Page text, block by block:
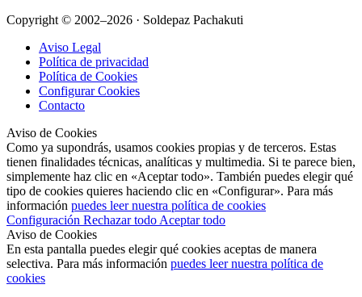
Copyright © 2002–2026 · Soldepaz Pachakuti
Aviso Legal
Política de privacidad
Política de Cookies
Configurar Cookies
Contacto
Aviso de Cookies
Como ya supondrás, usamos cookies propias y de terceros. Estas
tienen finalidades técnicas, analíticas y multimedia. Si te parece bien,
simplemente haz clic en «Aceptar todo». También puedes elegir qué
tipo de cookies quieres haciendo clic en «Configurar». Para más
información puedes leer nuestra política de cookies
Configuración Rechazar todo Aceptar todo
Aviso de Cookies
En esta pantalla puedes elegir qué cookies aceptas de manera
selectiva. Para más información puedes leer nuestra política de
cookies